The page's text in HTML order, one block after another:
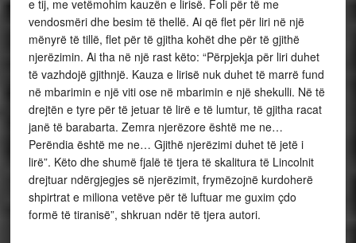
e tij, me vetëmohim kauzën e lirisë. Foli për të me
vendosmëri dhe besim të thellë. Ai që flet për liri në një
mënyrë të tillë, flet për të gjitha kohët dhe për të gjithë
njerëzimin. Ai tha në një rast këto: “Përpjekja për liri duhet
të vazhdojë gjithnjë. Kauza e lirisë nuk duhet të marrë fund
në mbarimin e një viti ose në mbarimin e një shekulli. Në të
drejtën e tyre për të jetuar të lirë e të lumtur, të gjitha racat
janë të barabarta. Zemra njerëzore është me ne…
Perëndia është me ne… Gjithë njerëzimi duhet të jetë i
lirë”. Këto dhe shumë fjalë të tjera të skalitura të Lincolnit
drejtuar ndërgjegjes së njerëzimit, frymëzojnë kurdoherë
shpirtrat e miliona vetëve për të luftuar me guxim çdo
formë të tiranisë”, shkruan ndër të tjera autori.